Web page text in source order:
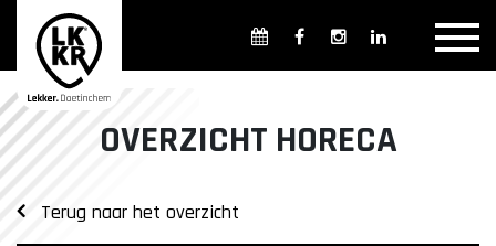
Overzicht winkels
Openingsdagen en -tijden
Weekmarkten
OVERZICHT HORECA
Terug naar het overzicht